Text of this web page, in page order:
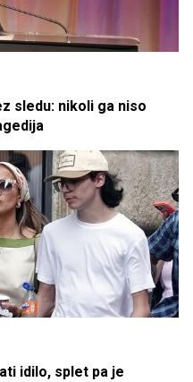
sledu: nikoli ga niso
idilo, splet pa je